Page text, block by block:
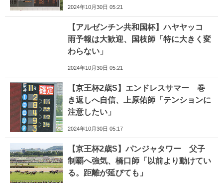
2024年10月30日 05:21
【アルゼンチン共和国杯】ハヤヤッコ
雨予報は大歓迎、国枝師「特に大きく変
わらない」
2024年10月30日 05:21
【京王杯2歳S】エンドレスサマー 巻
き返しへ自信、上原佑師「テンションに
注意したい」
2024年10月30日 05:17
【京王杯2歳S】パンジャタワー 父子
制覇へ強気、橋口師「以前より動けてい
る。距離が延びても」